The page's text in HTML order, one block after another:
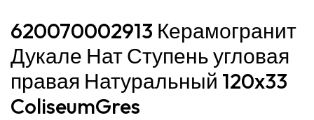
620070002913 Керамогранит
Дукале Нат Ступень угловая
правая Натуральный 120x33
ColiseumGres